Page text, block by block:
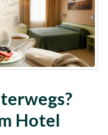
Hotel